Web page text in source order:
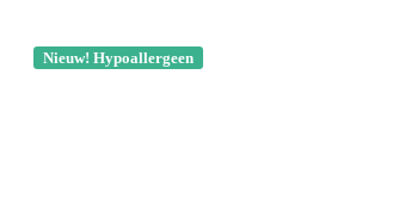
Nieuw! Hypoallergeen